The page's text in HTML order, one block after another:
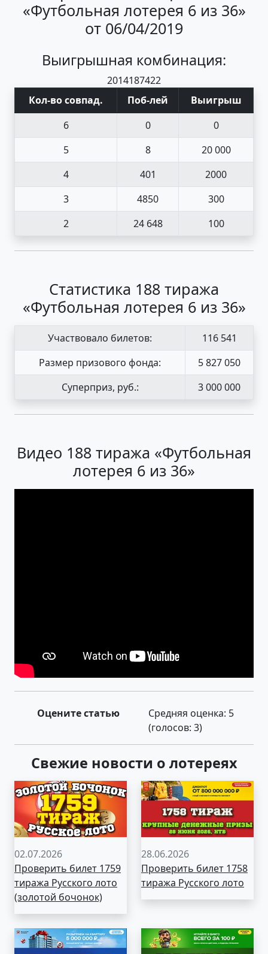
«Футбольная лотерея 6 из 36»
от 06/04/2019
Выигрышная комбинация:
2014187422
Кол-во совпад. Поб-лей
Выигрыш
6
0
0
5
8
20 000
4
401
2000
3
4850
300
2
24 648 100
Статистика 188 тиража
«Футбольная лотерея 6 из 36»
Участвовало билетов:
116 541
Размер призового фонда:
5 827 050
Суперприз, руб.:
3 000 000
Видео 188 тиража «Футбольная
лотерея 6 из 36»
Оцените статью Средняя оценка: 5
(голосов: 3)
Свежие новости о лотереях
02.07.2026
Проверить билет 1759
тиража Русского лото
(золотой бочонок)
28.06.2026
Проверить билет 1758
тиража Русского лото